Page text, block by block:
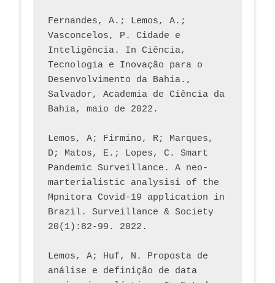
Fernandes, A.; Lemos, A.;
Vasconcelos, P. Cidade e
Inteligência. In Ciência,
Tecnologia e Inovação para o
Desenvolvimento da Bahia.,
Salvador, Academia de Ciência da
Bahia, maio de 2022.
Lemos, A; Firmino, R; Marques,
D; Matos, E.; Lopes, C. Smart
Pandemic Surveillance. A neo-
marterialistic analysisi of the
Mpnitora Covid-19 application in
Brazil. Surveillance & Society
20(1):82-99. 2022.
Lemos, A; Huf, N. Proposta de
análise e definição de data